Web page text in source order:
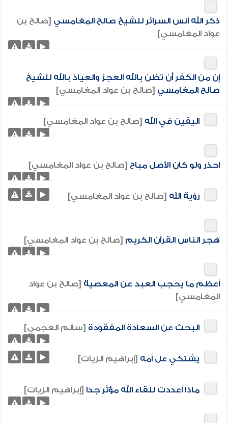
ذكر الله أنس السرائر للشيخ صالح المغامسي [صالح بن
عواد المغامسي]
إِن من الكفر أَن تظن بِالله العجز والعياذ بالله للشيخ
صالح المغامسي [صالح بن عواد المغامسي]
اليقين في الله [صالح بن عواد المغامسي]
احذر ولو كان الأصل مباح [صالح بن عواد المغامسي]
رؤية الله [صالح بن عواد المغامسي]
هجر الناس القرآن الكريم [صالح بن عواد المغامسي]
أعظم ما يحجب العبد عن المعصية [صالح بن عواد
المغامسي]
البحث عن السعادة المفقودة [سالم العجمي]
يشتكي عل أمه [إبراهيم الزيات]
ماذا أعددت للقاء الله مؤثر جدا [إبراهيم الزيات]